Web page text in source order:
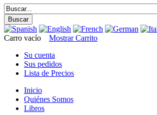
Carro vacío
Mostrar Carrito
Su cuenta
Sus pedidos
Lista de Precios
Inicio
Quiénes Somos
Libros